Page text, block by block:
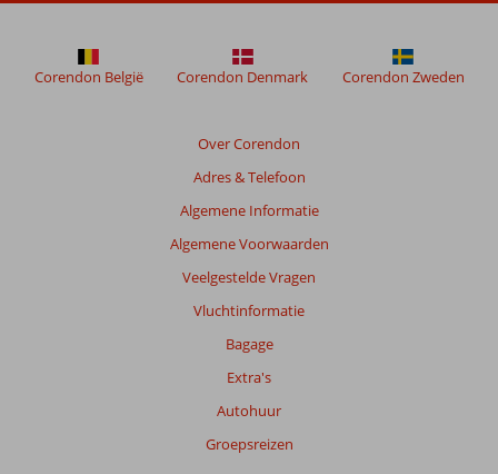
meer
om
de
Over Corendon
Adres & Telefoon
Algemene Informatie
Algemene Voorwaarden
Veelgestelde Vragen
Vluchtinformatie
Bagage
Extra's
Autohuur
Groepsreizen
Corendon België Corendon Denmark Corendon Zweden